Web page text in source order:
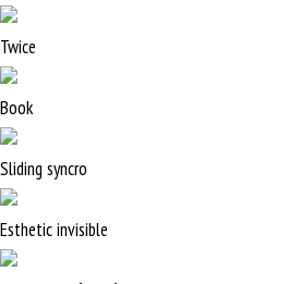
Twice
Book
Sliding syncro
Esthetic invisible